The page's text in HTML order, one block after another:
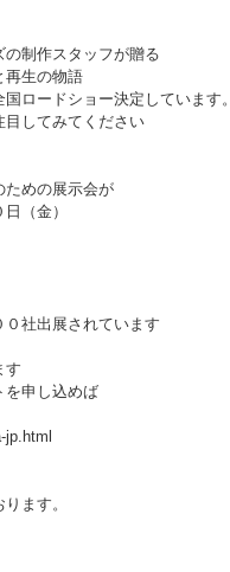
制作スタッフが贈る
再生の物語
ロードショー決定しています。
目してみてください
ための展示会が
（金）
社出展されています
す
を申し込めば
ます。